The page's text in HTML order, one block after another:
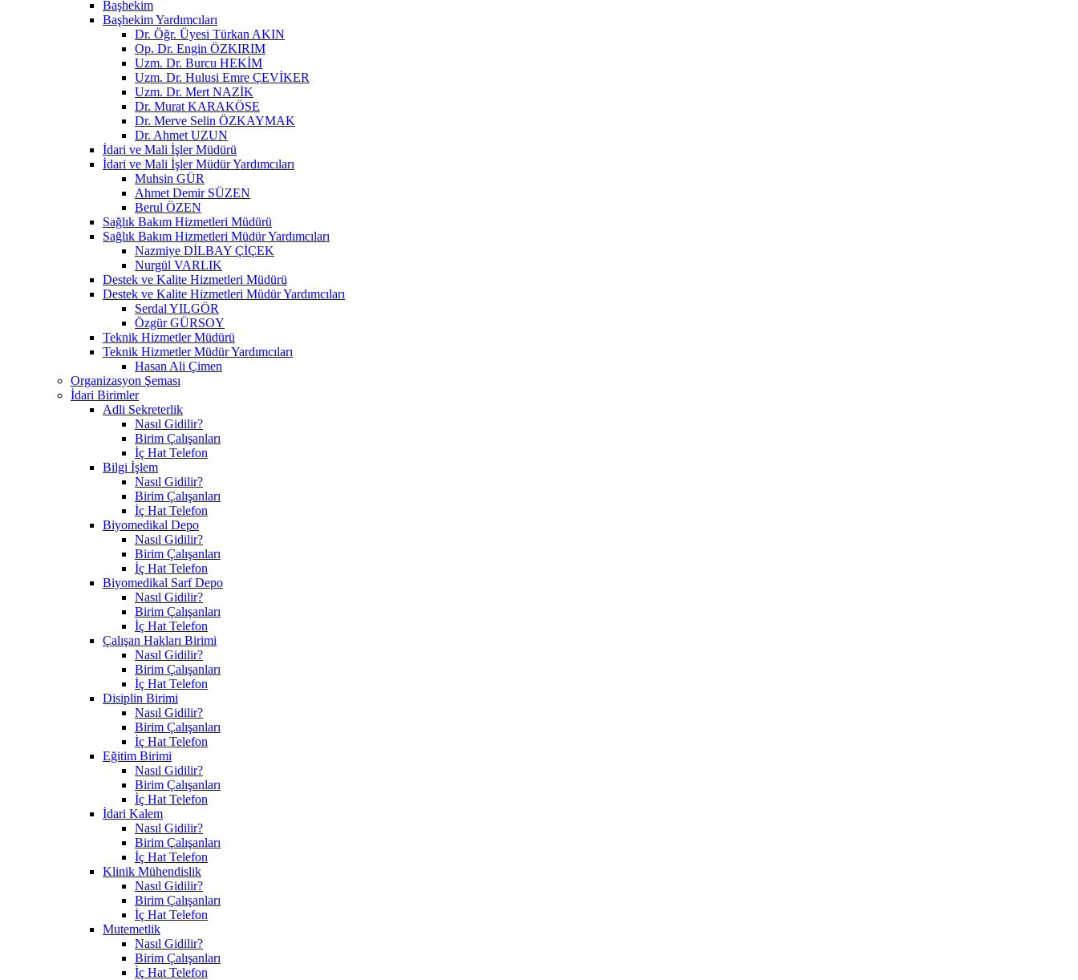
Başhekim
Başhekim Yardımcıları
Dr. Öğr. Üyesi Türkan AKIN
Op. Dr. Engin ÖZKIRIM
Uzm. Dr. Burcu HEKİM
Uzm. Dr. Hulusi Emre ÇEVİKER
Uzm. Dr. Mert NAZİK
Dr. Murat KARAKÖSE
Dr. Merve Selin ÖZKAYMAK
Dr. Ahmet UZUN
İdari ve Mali İşler Müdürü
İdari ve Mali İşler Müdür Yardımcıları
Muhsin GÜR
Ahmet Demir SÜZEN
Berul ÖZEN
Sağlık Bakım Hizmetleri Müdürü
Sağlık Bakım Hizmetleri Müdür Yardımcıları
Nazmiye DİLBAY ÇİÇEK
Nurgül VARLIK
Destek ve Kalite Hizmetleri Müdürü
Destek ve Kalite Hizmetleri Müdür Yardımcıları
Serdal YILGÖR
Özgür GÜRSOY
Teknik Hizmetler Müdürü
Teknik Hizmetler Müdür Yardımcıları
Hasan Ali Çimen
Organizasyon Şeması
İdari Birimler
Adli Sekreterlik
Nasıl Gidilir?
Birim Çalışanları
İç Hat Telefon
Bilgi İşlem
Nasıl Gidilir?
Birim Çalışanları
İç Hat Telefon
Biyomedikal Depo
Nasıl Gidilir?
Birim Çalışanları
İç Hat Telefon
Biyomedikal Sarf Depo
Nasıl Gidilir?
Birim Çalışanları
İç Hat Telefon
Çalışan Hakları Birimi
Nasıl Gidilir?
Birim Çalışanları
İç Hat Telefon
Disiplin Birimi
Nasıl Gidilir?
Birim Çalışanları
İç Hat Telefon
Eğitim Birimi
Nasıl Gidilir?
Birim Çalışanları
İç Hat Telefon
İdari Kalem
Nasıl Gidilir?
Birim Çalışanları
İç Hat Telefon
Klinik Mühendislik
Nasıl Gidilir?
Birim Çalışanları
İç Hat Telefon
Mutemetlik
Nasıl Gidilir?
Birim Çalışanları
İç Hat Telefon